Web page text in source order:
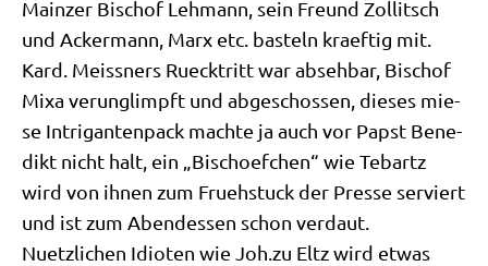
Main­zer Bischof Leh­mann, sein Freund Zol­lit­sch
und Acker­mann, Marx etc. basteln kraef­tig mit.
Kard. Meiss­ners Rueck­tritt war abseh­bar, Bischof
Mixa ver­un­glimpft und abge­schos­sen, die­ses mie­
se Intri­gan­ten­pack mach­te ja auch vor Papst Bene­
dikt nicht halt, ein „Bischoef­chen“ wie Tebartz
wird von ihnen zum Fruehs­tuck der Pres­se ser­viert
und ist zum Abend­essen schon verdaut.
Nuetz­li­chen Idio­ten wie Joh.zu Eltz wird etwas